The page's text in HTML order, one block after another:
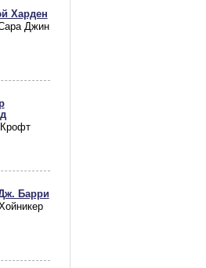
Харден
Джин
Барри